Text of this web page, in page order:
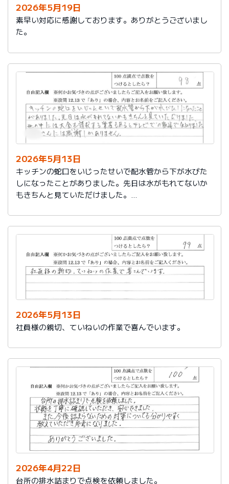
2026年5月19日
素早い対応に感謝しております。ありがとうございまし
た。
2026年5月13日
キッチンの蛇口をいじったせいで配水管から下が水びた
しになったことがありました。先日は水がもれてないか
もきちんと見ていただけました。
で知りました。
社員さんには感謝しかありません。
2026年5月13日
社員様の親切、ていねいの作業で喜んでいます。
2026年4月22日
台所の排水詰まりで点検を依頼しました。